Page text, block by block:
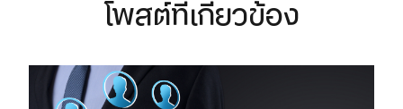
โพสต์ที่เกี่ยวข้อง